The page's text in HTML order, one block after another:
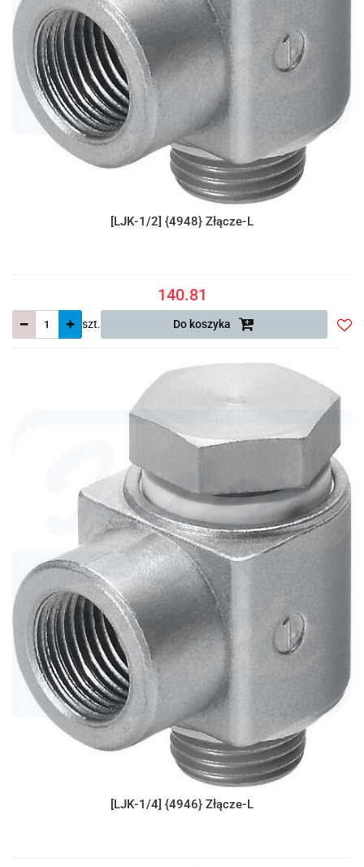
[LJK-1/2] {4948} Złącze-L
140.81
szt. Do koszyka
[LJK-1/4] {4946} Złącze-L